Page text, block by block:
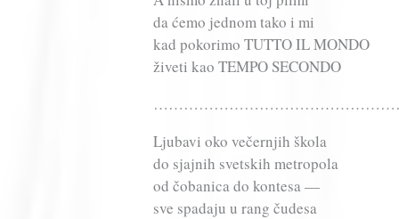
da ćemo jednom tako i mi
kad pokorimo TUTTO IL MONDO
živeti kao TEMPO SECONDO
Ljubavi oko večernjih škola
do sjajnih svetskih metropola
od čobanica do kontesa —
sve spadaju u rang čudesa